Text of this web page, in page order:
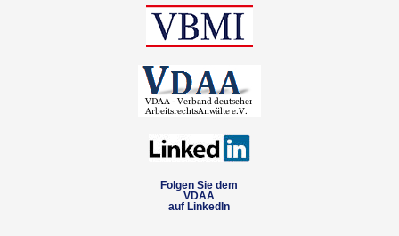
Folgen Sie dem
VDAA
auf LinkedIn